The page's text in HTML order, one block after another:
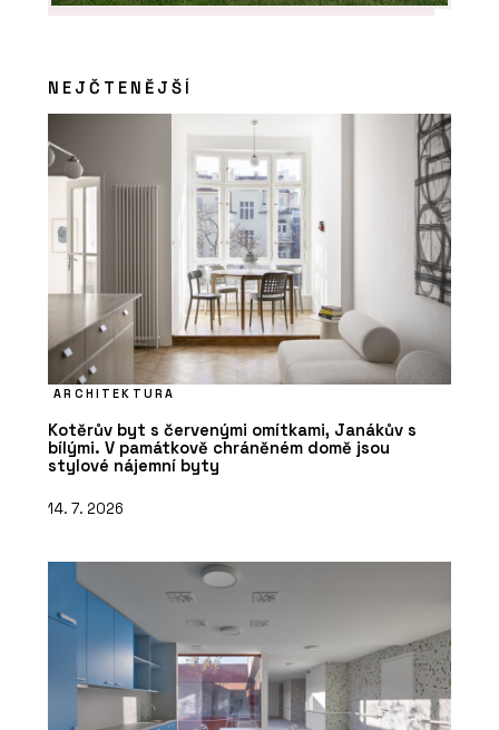
NEJČTENĚJŠÍ
ARCHITEKTURA
Kotěrův byt s červenými omítkami, Janákův s
bílými. V památkově chráněném domě jsou
stylové nájemní byty
14. 7. 2026